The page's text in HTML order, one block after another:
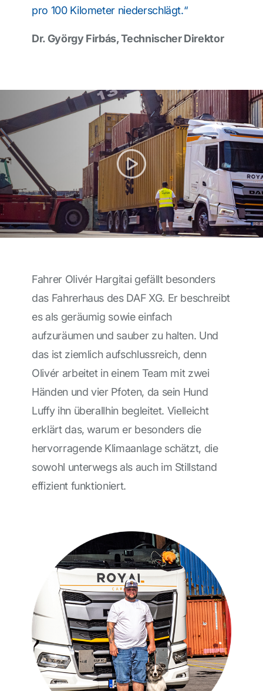
pro 100 Kilometer niederschlägt.“
Dr. György Firbás, Technischer Direktor
Fahrer Olivér Hargitai gefällt besonders
das Fahrerhaus des DAF XG. Er beschreibt
es als geräumig sowie einfach
aufzuräumen und sauber zu halten. Und
das ist ziemlich aufschlussreich, denn
Olivér arbeitet in einem Team mit zwei
Händen und vier Pfoten, da sein Hund
Luffy ihn überallhin begleitet. Vielleicht
erklärt das, warum er besonders die
hervorragende Klimaanlage schätzt, die
sowohl unterwegs als auch im Stillstand
effizient funktioniert.